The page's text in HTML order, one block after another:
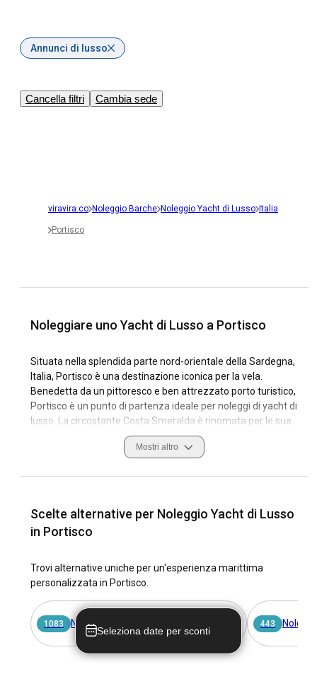
Annunci di lusso
Cancella filtri Cambia sede
viravira.co Noleggio Barche Noleggio Yacht di Lusso Italia
Portisco
Noleggiare uno Yacht di Lusso a Portisco
Situata nella splendida parte nord-orientale della Sardegna,
Italia, Portisco è una destinazione iconica per la vela.
Benedetta da un pittoresco e ben attrezzato porto turistico,
Portisco è un punto di partenza ideale per noleggi di yacht di
lusso. La circostante Costa Smeralda è rinomata per le sue
acque verde smeraldo e la sua splendida costa, rendendo
un Super Noleggio di Imbarcazioni a Portisco non solo una
spettacolo da vedere. La sua topografia varia e
affascinante, unita a un clima che favorisce la vela tutto
l'anno, la rendono una scelta eccezionale per marinai di tutti
offre un'incredibile opportunità di fare affascinanti
escursioni giornaliere verso l'Arcipelago della Maddalena, un
altro dei punti focali della navigazione in Sardegna.
Perché scegliere Portisco come destinazione
definitiva per il noleggio di yacht di lusso?
Mostri altro
Scelte alternative per Noleggio Yacht di Lusso
in Portisco
Trovi alternative uniche per un'esperienza marittima
personalizzata in Portisco.
1083 Noleggio Barche Italia Senza Skipper 443
Seleziona date per sconti